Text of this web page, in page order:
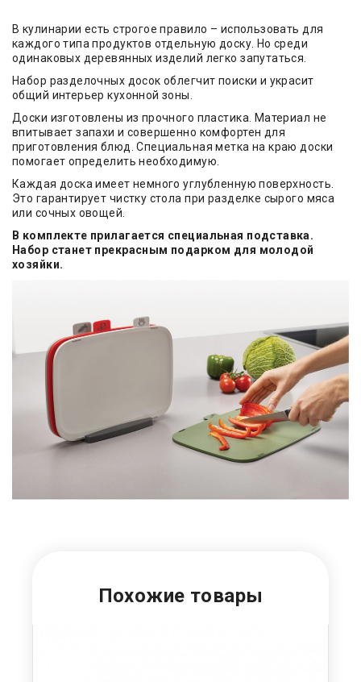
В кулинарии есть строгое правило – использовать для
каждого типа продуктов отдельную доску. Но среди
одинаковых деревянных изделий легко запутаться.
Набор разделочных досок облегчит поиски и украсит
общий интерьер кухонной зоны.
Доски изготовлены из прочного пластика. Материал не
впитывает запахи и совершенно комфортен для
приготовления блюд. Специальная метка на краю доски
помогает определить необходимую.
Каждая доска имеет немного углубленную поверхность.
Это гарантирует чистку стола при разделке сырого мяса
или сочных овощей.
В комплекте прилагается специальная подставка.
Набор станет прекрасным подарком для молодой
хозяйки.
Похожие товары